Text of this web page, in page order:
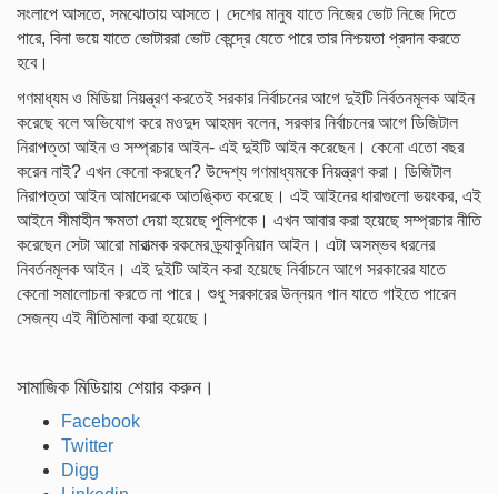
সংলাপে আসতে, সমঝোতায় আসতে। দেশের মানুষ যাতে নিজের ভোট নিজে দিতে
পারে, বিনা ভয়ে যাতে ভোটাররা ভোট কেন্দ্রে যেতে পারে তার নিশ্চয়তা প্রদান করতে
হবে।
গণমাধ্যম ও মিডিয়া নিয়ন্ত্রণ করতেই সরকার নির্বাচনের আগে দুইটি নির্বতনমূলক আইন
করেছে বলে অভিযোগ করে মওদুদ আহমদ বলেন, সরকার নির্বাচনের আগে ডিজিটাল
নিরাপত্তা আইন ও সম্প্রচার আইন- এই দুইটি আইন করেছেন। কেনো এতো বছর
করেন নাই? এখন কেনো করছেন? উদ্দেশ্য গণমাধ্যমকে নিয়ন্ত্রণ করা। ডিজিটাল
নিরাপত্তা আইন আমাদেরকে আতঙ্কিত করেছে। এই আইনের ধারাগুলো ভয়ংকর, এই
আইনে সীমাহীন ক্ষমতা দেয়া হয়েছে পুলিশকে। এখন আবার করা হয়েছে সম্প্রচার নীতি
করেছেন সেটা আরো মারাত্মক রকমের ড্র্যাকুনিয়ান আইন। এটা অসম্ভব ধরনের
নিবর্তনমূলক আইন। এই দুইটি আইন করা হয়েছে নির্বাচনে আগে সরকারের যাতে
কেনো সমালোচনা করতে না পারে। শুধু সরকারের উন্নয়ন গান যাতে গাইতে পারেন
সেজন্য এই নীতিমালা করা হয়েছে।
সামাজিক মিডিয়ায় শেয়ার করুন।
Facebook
Twitter
Digg